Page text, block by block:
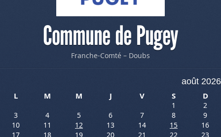
Commune de Pugey
Franche-Comté – Doubs
août 2026
L
M M J V S D
1
2
3
4 5 6 7 8
9
10
11 12 13 14 15
16
17
18 19 20 21 22
23